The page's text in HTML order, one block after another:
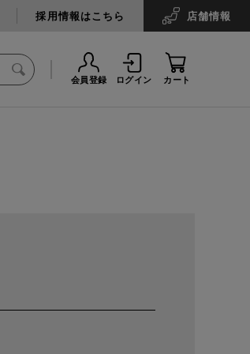
採用情報はこちら 店舗情報
会員登録 ログイン カート